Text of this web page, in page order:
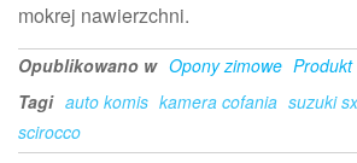
mokrej nawierzchni.
Opublikowano w Opony zimowe Produkt
Tagi auto komis kamera cofania suzuki
scirocco